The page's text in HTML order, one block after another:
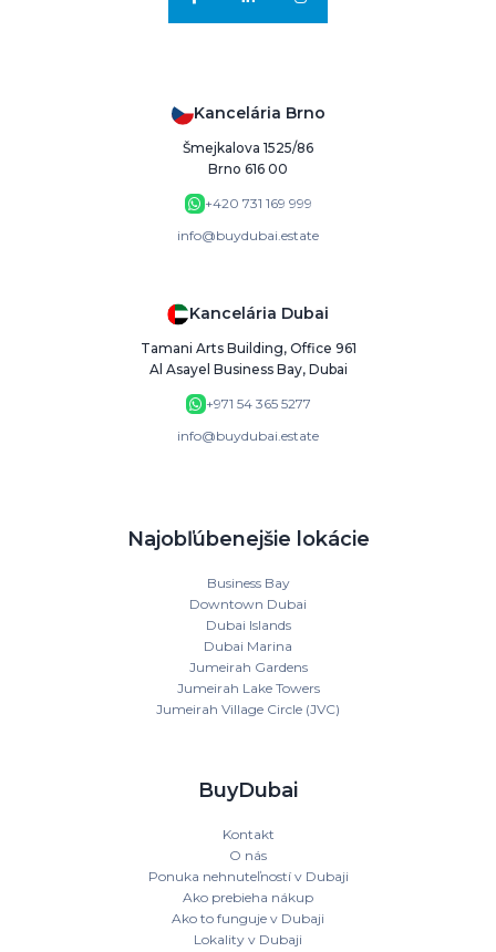
Kancelária Brno
Šmejkalova 1525/86
Brno 616 00
+420 731 169 999
info@buydubai.estate
Kancelária Dubai
Tamani Arts Building, Office 961
Al Asayel Business Bay, Dubai
+971 54 365 5277
info@buydubai.estate
Najobľúbenejšie lokácie
Business Bay
Downtown Dubai
Dubai Islands
Dubai Marina
Jumeirah Gardens
Jumeirah Lake Towers
Jumeirah Village Circle (JVC)
BuyDubai
Kontakt
O nás
Ponuka nehnuteľností v Dubaji
Ako prebieha nákup
Ako to funguje v Dubaji
Lokality v Dubaji